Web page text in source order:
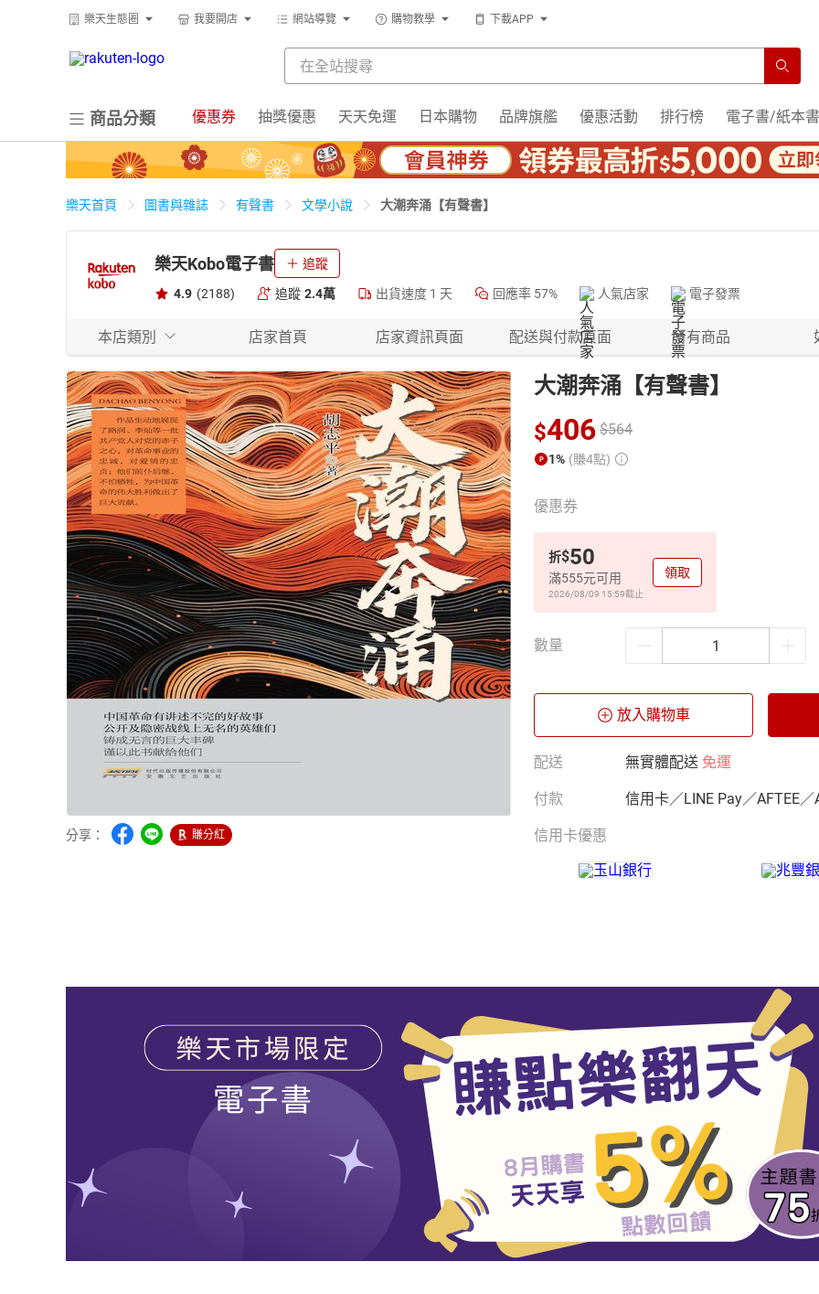
樂天生態圈 我要開店 網站導覽 購物教學 下載APP
商品分類 優惠券 抽獎優惠 天天免運 日本購物 品牌旗艦 優惠活動 排行榜 電子書/紙本書
樂天首頁 圖書與雜誌 有聲書 文學小說 大潮奔涌【有聲書】
樂天Kobo電子書 追蹤
4.9 (2188) 追蹤 2.4萬 出貨速度 1 天 回應率 57% 人氣店家 電子發票
本店類別 店家首頁 店家資訊頁面 配送與付款頁面 所有商品
分享： 賺分紅
大潮奔涌【有聲書】
$406 $564
1% (賺4點)
優惠券
折$50
滿555元可用
2026/08/09 15:59截止
領取
數量
放入購物車
配送 無實體配送 免運
付款 信用卡／LINE Pay／AFTEE／
信用卡優惠